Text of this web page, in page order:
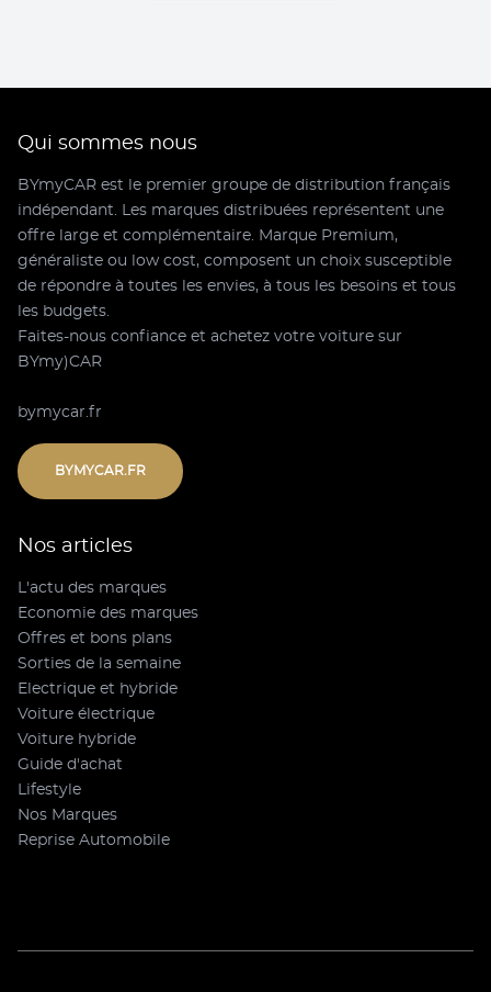
Qui sommes nous
BYmyCAR est le premier groupe de distribution français
indépendant. Les marques distribuées représentent une
offre large et complémentaire. Marque Premium,
généraliste ou low cost, composent un choix susceptible
de répondre à toutes les envies, à tous les besoins et tous
les budgets.
Faites-nous confiance et achetez votre voiture sur
BYmy)CAR
bymycar.fr
BYMYCAR.FR
Nos articles
L'actu des marques
Economie des marques
Offres et bons plans
Sorties de la semaine
Electrique et hybride
Voiture électrique
Voiture hybride
Guide d'achat
Lifestyle
Nos Marques
Reprise Automobile